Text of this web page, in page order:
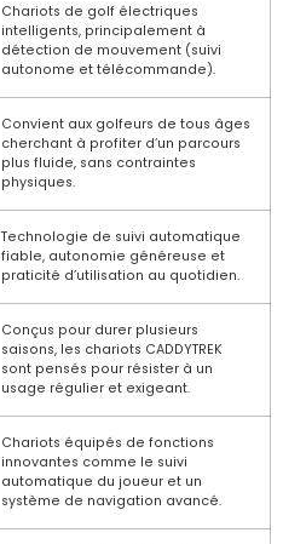
Chariots de golf électriques
intelligents, principalement à
détection de mouvement (suivi
autonome et télécommande).
Convient aux golfeurs de tous âges
cherchant à profiter d’un parcours
plus fluide, sans contraintes
physiques.
Technologie de suivi automatique
fiable, autonomie généreuse et
praticité d’utilisation au quotidien.
Conçus pour durer plusieurs
saisons, les chariots CADDYTREK
sont pensés pour résister à un
usage régulier et exigeant.
Chariots équipés de fonctions
innovantes comme le suivi
automatique du joueur et un
système de navigation avancé.